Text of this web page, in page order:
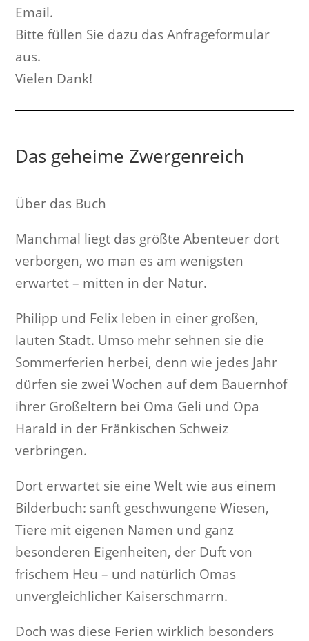
Email.
Bitte füllen Sie dazu das Anfrageformular
aus.
Vielen Dank!
Das geheime Zwergenreich
Über das Buch
Manchmal liegt das größte Abenteuer dort
verborgen, wo man es am wenigsten
erwartet – mitten in der Natur.
Philipp und Felix leben in einer großen,
lauten Stadt. Umso mehr sehnen sie die
Sommerferien herbei, denn wie jedes Jahr
dürfen sie zwei Wochen auf dem Bauernhof
ihrer Großeltern bei Oma Geli und Opa
Harald in der Fränkischen Schweiz
verbringen.
Dort erwartet sie eine Welt wie aus einem
Bilderbuch: sanft geschwungene Wiesen,
Tiere mit eigenen Namen und ganz
besonderen Eigenheiten, der Duft von
frischem Heu – und natürlich Omas
unvergleichlicher Kaiserschmarrn.
Doch was diese Ferien wirklich besonders